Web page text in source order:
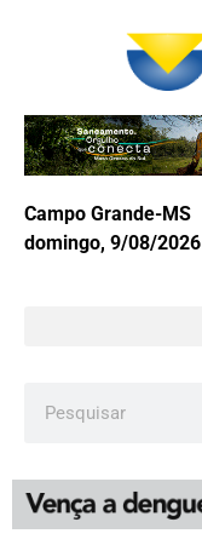
Campo Grande-MS
domingo, 9/08/2026